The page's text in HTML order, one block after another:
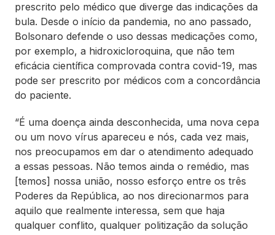
prescrito pelo médico que diverge das indicações da
bula. Desde o início da pandemia, no ano passado,
Bolsonaro defende o uso dessas medicações como,
por exemplo, a hidroxicloroquina, que não tem
eficácia científica comprovada contra covid-19, mas
pode ser prescrito por médicos com a concordância
do paciente.
“É uma doença ainda desconhecida, uma nova cepa
ou um novo vírus apareceu e nós, cada vez mais,
nos preocupamos em dar o atendimento adequado
a essas pessoas. Não temos ainda o remédio, mas
[temos] nossa união, nosso esforço entre os três
Poderes da República, ao nos direcionarmos para
aquilo que realmente interessa, sem que haja
qualquer conflito, qualquer politização da solução